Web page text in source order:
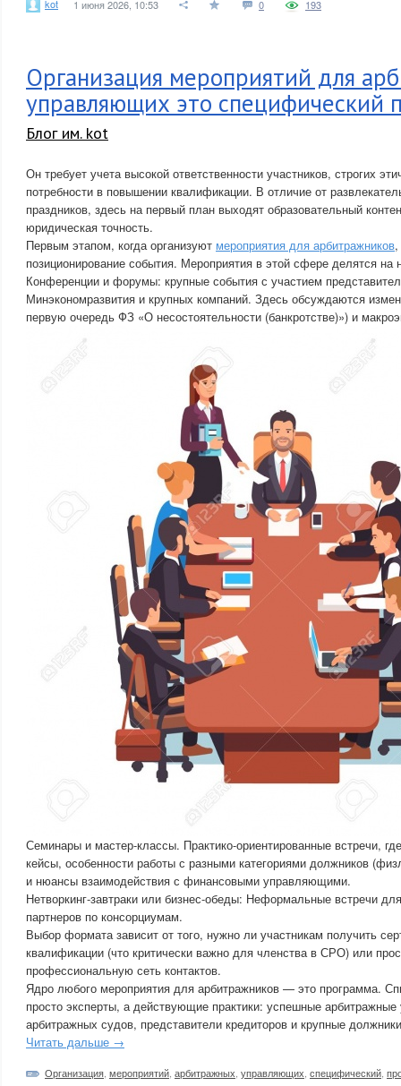
kot 1 июня 2026, 10:53 0 193
Организация мероприятий для
управляющих это специфический
Блог им. kot
Он требует учета высокой ответственности участников, строгих
потребности в повышении квалификации. В отличие от
праздников, здесь на первый план выходят образовательный
юридическая точность.
Первым этапом, когда организуют мероприятия для арбитражников,
позиционирование события. Мероприятия в этой сфере делятся на
Конференции и форумы: крупные события с участием
Минэкономразвития и крупных компаний. Здесь обсуждаются
первую очередь ФЗ «О несостоятельности (банкротстве)») и
Семинары и мастер-классы. Практико-ориентированные встречи,
кейсы, особенности работы с разными категориями должников
и нюансы взаимодействия с финансовыми управляющими.
Нетворкинг-завтраки или бизнес-обеды: Неформальные встречи
партнеров по консорциумам.
Выбор формата зависит от того, нужно ли участникам получить
квалификации (что критически важно для членства в СРО) или
профессиональную сеть контактов.
Ядро любого мероприятия для арбитражников — это программа.
просто эксперты, а действующие практики: успешные
арбитражных судов, представители кредиторов и крупные
Читать дальше →
Организация мероприятий арбитражных управляющих специфический